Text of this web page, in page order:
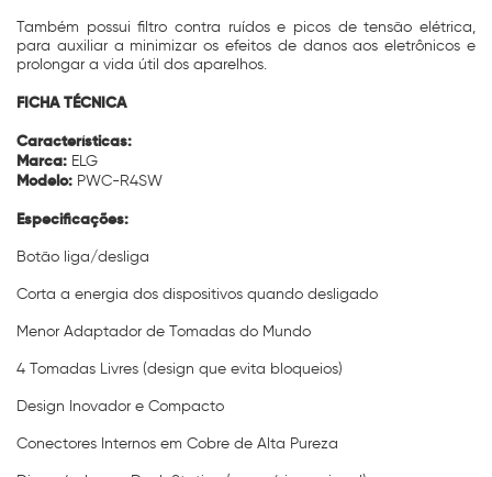
Também possui filtro contra ruídos e picos de tensão elétrica,
para auxiliar a minimizar os efeitos de danos aos eletrônicos e
prolongar a vida útil dos aparelhos.
FICHA TÉCNICA
Características:
Marca: ELG
Modelo: PWC-R4SW
Especificações:
Botão liga/desliga
Corta a energia dos dispositivos quando desligado
Menor Adaptador de Tomadas do Mundo
4 Tomadas Livres (design que evita bloqueios)
Design Inovador e Compacto
Conectores Internos em Cobre de Alta Pureza